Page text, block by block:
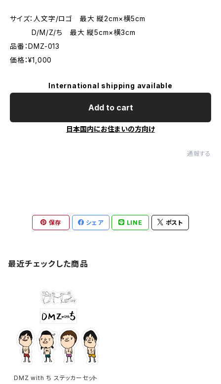
サイズ：人文字/ロゴ 最大 縦2cm×横5cm
D/M/Z/ち 最大 縦5cm×横3cm
品番：DMZ-013
価格：¥1,000
International shipping available
Add to cart
日本国内にお住まいの方向け
通報する
保存 シェア LINE ポスト
最近チェックした商品
DMZ with ち ステッカーセット